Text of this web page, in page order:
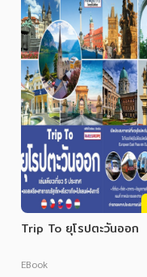
Trip To ยุโรปตะวันออก
EBook